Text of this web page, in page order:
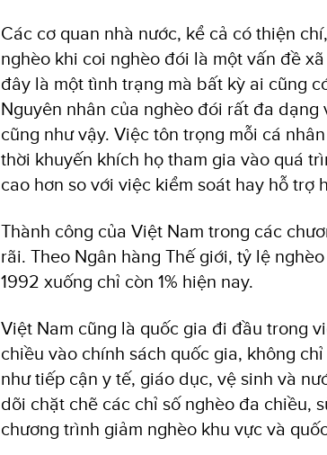
Các cơ quan nhà nước, kể cả có thiện
nghèo khi coi nghèo đói là một vấn đề
đây là một tình trạng mà bất kỳ ai cũng
Nguyên nhân của nghèo đói rất đa
cũng như vậy. Việc tôn trọng mỗi cá
thời khuyến khích họ tham gia vào quá
cao hơn so với việc kiểm soát hay hỗ trợ
Thành công của Việt Nam trong các
rãi. Theo Ngân hàng Thế giới, tỷ lệ
1992 xuống chỉ còn 1% hiện nay.
Việt Nam cũng là quốc gia đi đầu trong
chiều vào chính sách quốc gia, không
như tiếp cận y tế, giáo dục, vệ sinh và
dõi chặt chẽ các chỉ số nghèo đa chiều,
chương trình giảm nghèo khu vực và